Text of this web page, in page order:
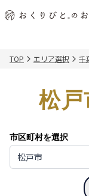
初めての方へ
アフターサポート
関東エリア
千葉県
北海道エリア
TOP エリア選択 千
松
市区町村を選択
松戸市